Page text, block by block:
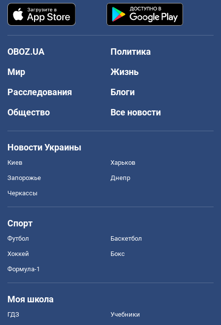
OBOZ.UA
Политика
Мир
Жизнь
Расследования
Блоги
Общество
Все новости
Новости Украины
Киев Харьков
Запорожье Днепр
Черкассы
Спорт
Футбол Баскетбол
Хоккей Бокс
Формула-1
Моя школа
ГДЗ Учебники